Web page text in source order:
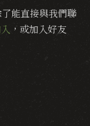
能直接與我們聯
，或加入好友